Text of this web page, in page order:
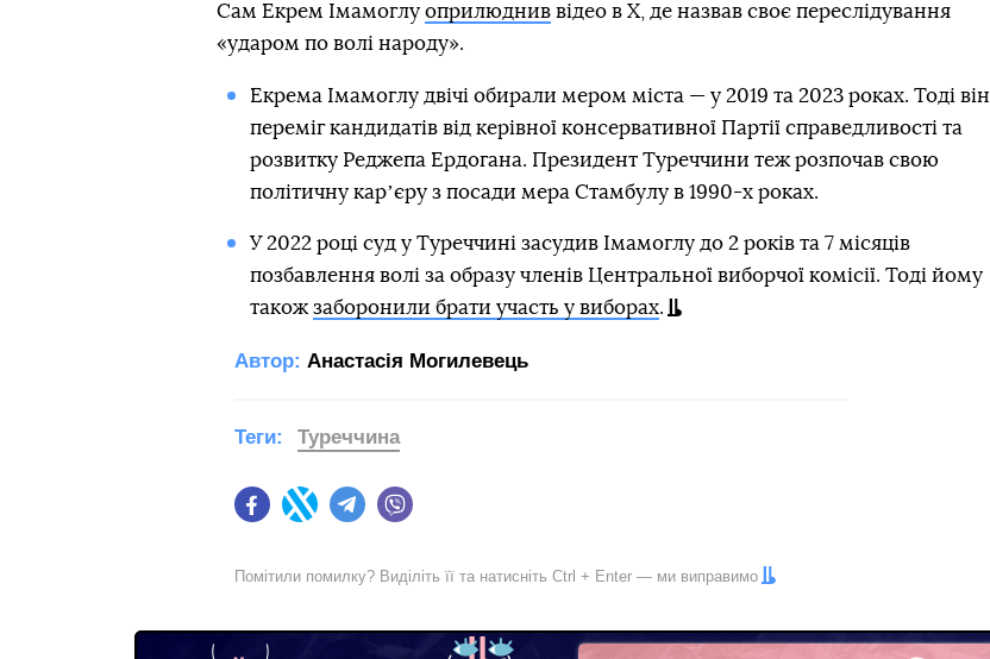
Сам Екрем Імамоглу оприлюднив відео в X, де назвав своє переслідування
«ударом по волі народу».
Екрема Імамоглу двічі обирали мером міста — у 2019 та 2023 роках. Тоді він
переміг кандидатів від керівної консервативної Партії справедливості та
розвитку Реджепа Ердогана. Президент Туреччини теж розпочав свою
політичну карʼєру з посади мера Стамбулу в 1990-х роках.
У 2022 році суд у Туреччині засудив Імамоглу до 2 років та 7 місяців
позбавлення волі за образу членів Центральної виборчої комісії. Тоді йому
також заборонили брати участь у виборах.
Автор: Анастасія Могилевець
FacebookTwitter Telegram
Теги: Туреччина
Помітили помилку? Виділіть її та натисніть Ctrl + Enter — ми виправимо